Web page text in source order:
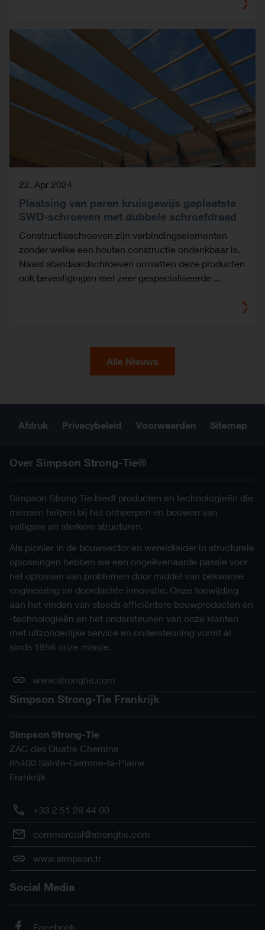
22. Apr 2024
Plaatsing van paren kruisgewijs geplaatste
SWD-schroeven met dubbele schroefdraad
Constructieschroeven zijn verbindingselementen
zonder welke een houten constructie ondenkbaar is.
Naast standaardschroeven omvatten deze producten
ook bevestigingen met zeer gespecialiseerde ...
Alle Nieuws
Afdruk Privacybeleid Voorwaarden Sitemap
Over Simpson Strong-Tie®
Simpson Strong Tie biedt producten en technologieën die
mensen helpen bij het ontwerpen en bouwen van
veiligere en sterkere structuren.
Als pionier in de bouwsector en wereldleider in structurele
oplossingen hebben we een ongeëvenaarde passie voor
het oplossen van problemen door middel van bekwame
engineering en doordachte innovatie. Onze toewijding
aan het vinden van steeds efficiëntere bouwproducten en
-technologieën en het ondersteunen van onze klanten
met uitzonderlijke service en ondersteuning vormt al
sinds 1956 onze missie.
www.strongtie.com
Simpson Strong-Tie Frankrijk
Simpson Strong-Tie
ZAC des Quatre Chemins
85400 Sainte-Gemme-la-Plaine
Frankrijk
+33 2 51 28 44 00
commercial@strongtie.com
www.simpson.fr
Social Media
Facebook